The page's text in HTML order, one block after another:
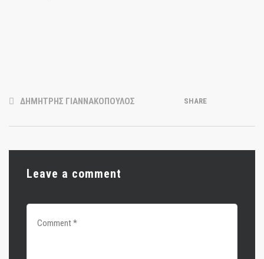
ΔΗΜΗΤΡΗΣ ΓΙΑΝΝΑΚΟΠΟΥΛΟΣ SHARE
Leave a comment